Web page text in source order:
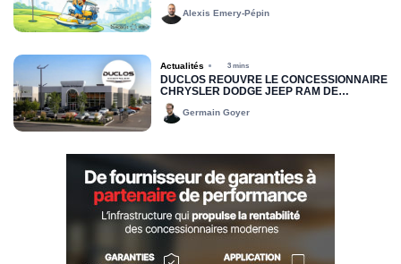
Alexis Emery-Pépin
Actualités 3 mins
DUCLOS RÉOUVRE LE CONCESSIONNAIRE
CHRYSLER DODGE JEEP RAM DE
DRUMMONDVILLE
Germain Goyer